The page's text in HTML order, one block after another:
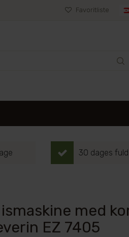
Favoritliste
30 dages
med
EZ 7405